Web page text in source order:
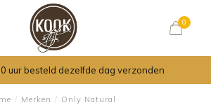
0
uur besteld dezelfde dag verzonden
/ Merken / Only Natural